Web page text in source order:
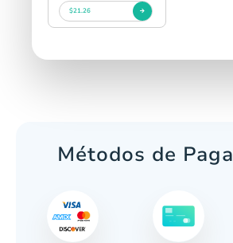
$21.26
Métodos de